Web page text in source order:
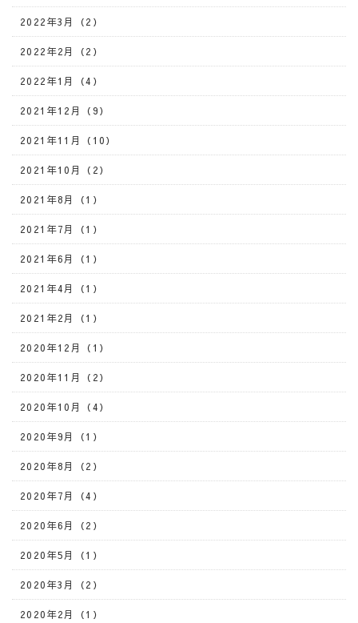
2022年3月（2）
2022年2月（2）
2022年1月（4）
2021年12月（9）
2021年11月（10）
2021年10月（2）
2021年8月（1）
2021年7月（1）
2021年6月（1）
2021年4月（1）
2021年2月（1）
2020年12月（1）
2020年11月（2）
2020年10月（4）
2020年9月（1）
2020年8月（2）
2020年7月（4）
2020年6月（2）
2020年5月（1）
2020年3月（2）
2020年2月（1）